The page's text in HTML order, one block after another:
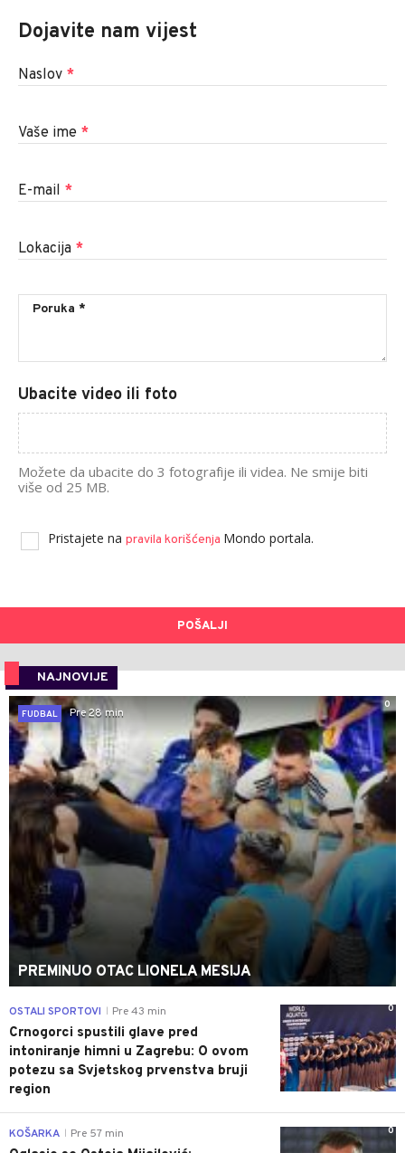
Dojavite nam vijest
Naslov *
Vaše ime *
E-mail *
Lokacija *
Ubacite video ili foto
Možete da ubacite do 3 fotografije ili videa. Ne smije biti
više od 25 MB.
Pristajete na pravila korišćenja Mondo portala.
POŠALJI
NAJNOVIJE
0
FUDBAL
Pre 28 min
PREMINUO OTAC LIONELA MESIJA
0
OSTALI SPORTOVI Pre 43 min
Crnogorci spustili glave pred
intoniranje himni u Zagrebu: O ovom
potezu sa Svjetskog prvenstva bruji
region
0
KOŠARKA Pre 57 min